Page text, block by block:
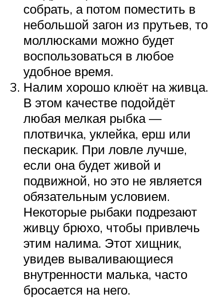
собрать, а потом поместить в
небольшой загон из прутьев, то
моллюсками можно будет
воспользоваться в любое
удобное время.
Налим хорошо клюёт на живца.
В этом качестве подойдёт
любая мелкая рыбка —
плотвичка, уклейка, ерш или
пескарик. При ловле лучше,
если она будет живой и
подвижной, но это не является
обязательным условием.
Некоторые рыбаки подрезают
живцу брюхо, чтобы привлечь
этим налима. Этот хищник,
увидев вываливающиеся
внутренности малька, часто
бросается на него.